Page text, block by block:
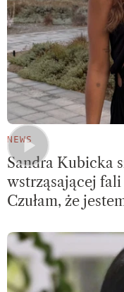
NEWS
Sandra Kubicka
wstrząsającej fali
Czułam, że